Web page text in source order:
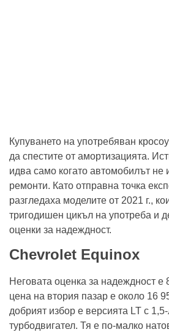
Купуването на употребяван
да спестите от амортизацията.
идва само когато автомобилът не
ремонти. Като отправна точка
разгледаха моделите от 2021 г.,
тригодишен цикъл на употреба и
оценки за надеждност.
Chevrolet Equinox
Неговата оценка за надеждност е
цена на втория пазар е около 16
добрият избор е версията LT с
турбодвигател. Тя е по-малко